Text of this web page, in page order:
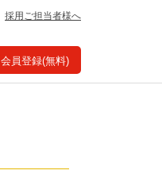
採用ご担当者様へ
会員登録(無料)